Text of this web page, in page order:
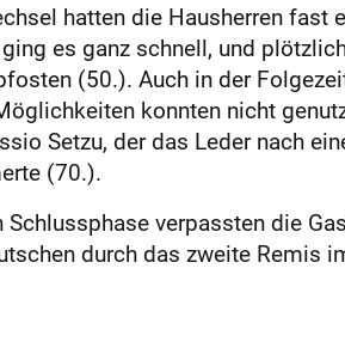
hatten die Hausherren
es ganz schnell, und
(50.). Auch in der
konnten nicht
Setzu, der das Leder nach
(70.).
Schlussphase verpassten die
durch das zweite Remis